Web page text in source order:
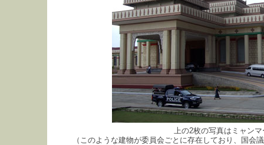
上の2枚の写真はミャン
（このような建物が委員会ごとに存在しており、国会